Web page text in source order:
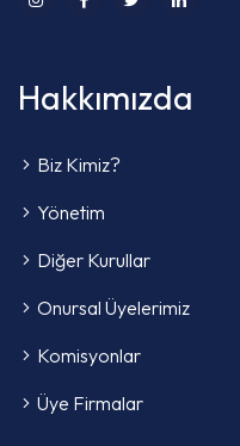
Hakkımızda
Biz Kimiz?
Yönetim
Diğer Kurullar
Onursal Üyelerimiz
Komisyonlar
Üye Firmalar